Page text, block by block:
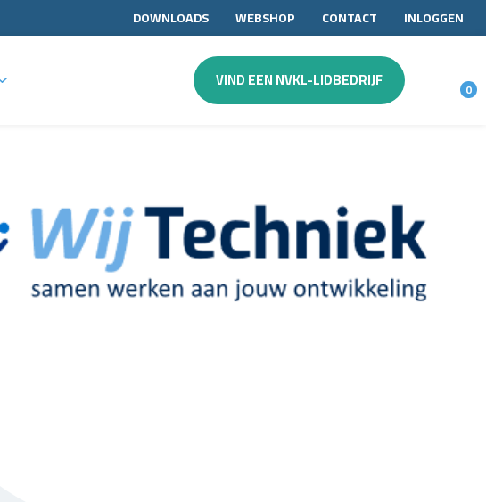
DOWNLOADS WEBSHOP CONTACT INLOGGEN
VIND EEN NVKL-LIDBEDRIJF 0